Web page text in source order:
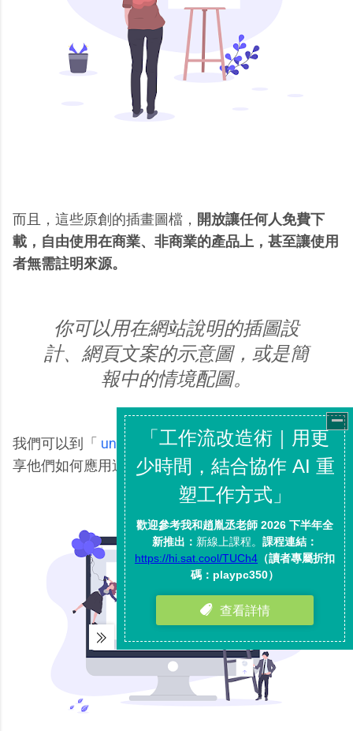
而且，這些原創的插畫圖檔， 開放讓任何人免費下
載，自由使用在商業、非商業的產品上，甚至讓使用
者無需註明來源。
你可以用在網站說明的插圖設
計、網頁文案的示意圖，或是簡
報中的情境配圖。
我們可以到「 unDraw 的 Twitter」，看看使用者分
享他們如何應用這樣的免費圖庫資源。